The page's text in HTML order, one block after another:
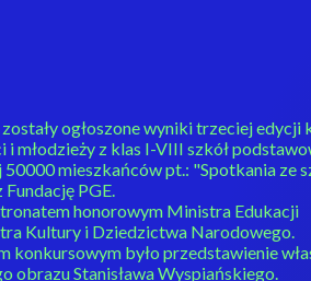
ogłoszone wyniki trzeciej edycji
i młodzieży z klas I-VIII szkół
mieszkańców pt.: "Spotkania ze
PGE.
honorowym Ministra Edukacji
Kultury i Dziedzictwa Narodowego.
konkursowym było przedstawienie
obrazu Stanisława Wyspiańskiego.